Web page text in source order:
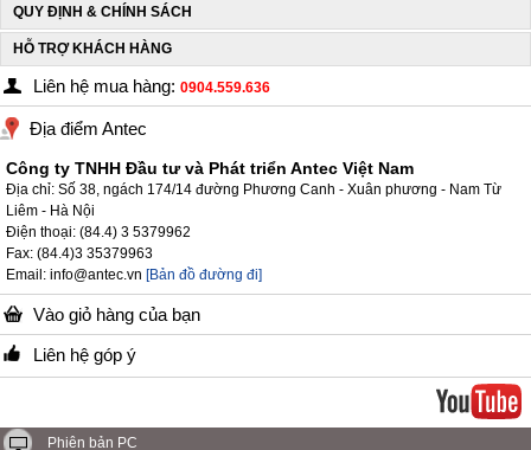
QUY ĐỊNH & CHÍNH SÁCH
HỖ TRỢ KHÁCH HÀNG
Liên hệ mua hàng: 0904.559.636
Địa điểm Antec
Công ty TNHH Đầu tư và Phát triển Antec Việt Nam
Địa chỉ: Số 38, ngách 174/14 đường Phương Canh - Xuân phương - Nam Từ
Liêm - Hà Nội
Điện thoại: (84.4) 3 5379962
Fax: (84.4)3 35379963
Email: info@antec.vn [Bản đồ đường đi]
Vào giỏ hàng của bạn
Liên hệ góp ý
Phiên bản PC